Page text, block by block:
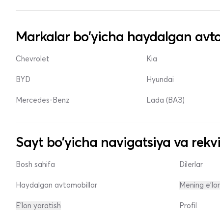
Markalar bo'yicha haydalgan
Chevrolet
BYD
Mercedes-Benz
Kia
Hyundai
Lada (ВАЗ)
Sayt bo'yicha navigatsiya va
Bosh sahifa
Haydalgan avtomobillar
E'lon yaratish
Dilerlar
Mening
Profil